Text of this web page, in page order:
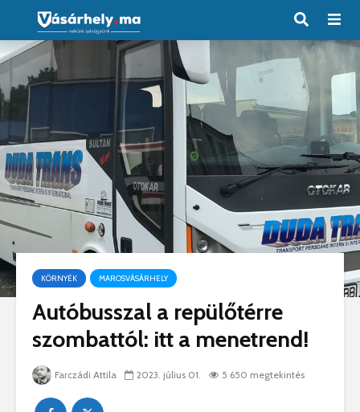
KÖRNYÉK MAROSVÁSÁRHELY
Autóbusszal a repülőtérre
szombattól: itt a menetrend!
Farczádi Attila 2023. július 01. 5 650 megtekintés